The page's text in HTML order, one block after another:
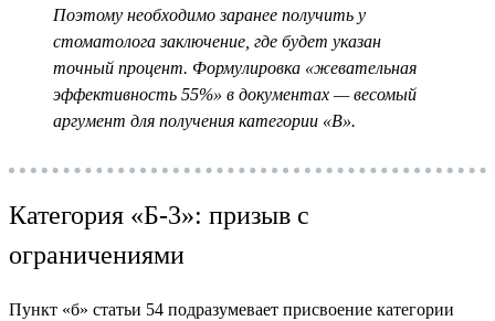
Поэтому необходимо заранее получить у
стоматолога заключение, где будет указан
точный процент. Формулировка «жевательная
эффективность 55%» в документах — весомый
аргумент для получения категории «В».
Категория «Б-3»: призыв с
ограничениями
Пункт «б» статьи 54 подразумевает присвоение категории